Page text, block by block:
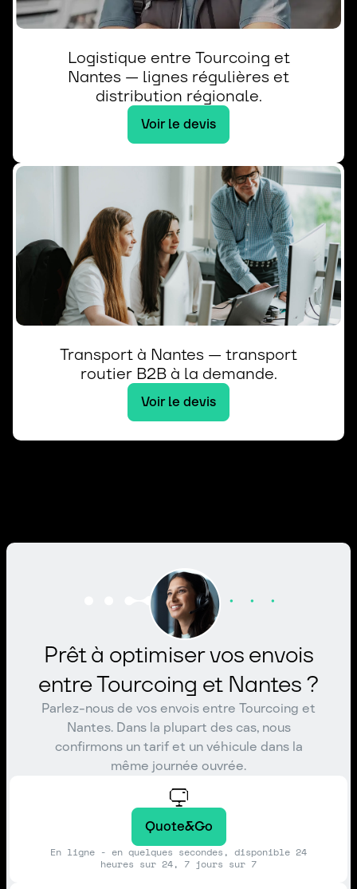
Logistique entre Tourcoing et
Nantes — lignes régulières et
distribution régionale.
Voir le devis
Transport à Nantes — transport
routier B2B à la demande.
Voir le devis
Prêt à optimiser vos envois
entre Tourcoing et Nantes ?
Parlez-nous de vos envois entre Tourcoing et
Nantes. Dans la plupart des cas, nous
confirmons un tarif et un véhicule dans la
même journée ouvrée.
Quote&Go
En ligne - en quelques secondes, disponible 24
heures sur 24, 7 jours sur 7